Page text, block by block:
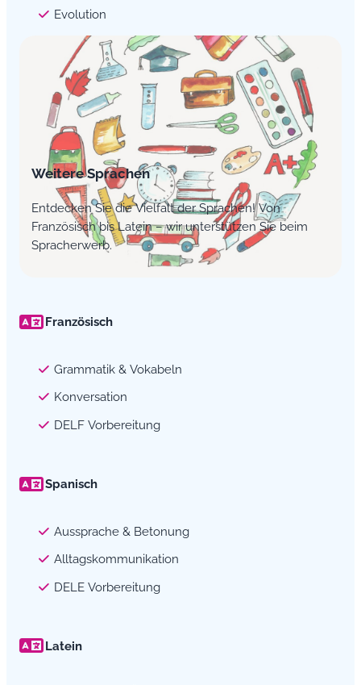
Evolution
Weitere Sprachen
Entdecken Sie die Vielfalt der Sprachen! Von
Französisch bis Latein – wir unterstützen Sie beim
Spracherwerb.
Französisch
Grammatik & Vokabeln
Konversation
DELF Vorbereitung
Spanisch
Aussprache & Betonung
Alltagskommunikation
DELE Vorbereitung
Latein